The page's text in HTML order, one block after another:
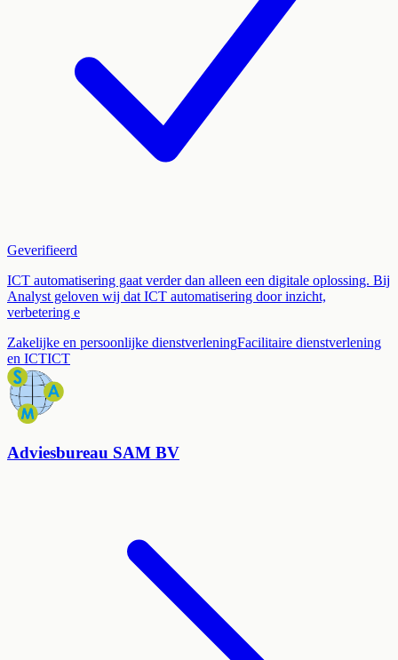
Geverifieerd
ICT automatisering gaat verder dan alleen een digitale oplossing. Bij
Analyst geloven wij dat ICT automatisering door inzicht,
verbetering e
Zakelijke en persoonlijke dienstverleningFacilitaire dienstverlening
en ICTICT
Adviesbureau SAM BV